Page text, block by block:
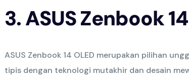
3. ASUS Zenbook
ASUS Zenbook 14 OLED merupakan pilihan
tipis dengan teknologi mutakhir dan desain